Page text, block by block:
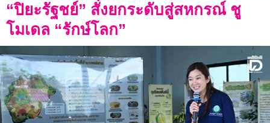
“ปิยะรัฐชย์” สั่งยกระดับสู่สหกรณ์ ชู
โมเดล “รักษ์โลก”